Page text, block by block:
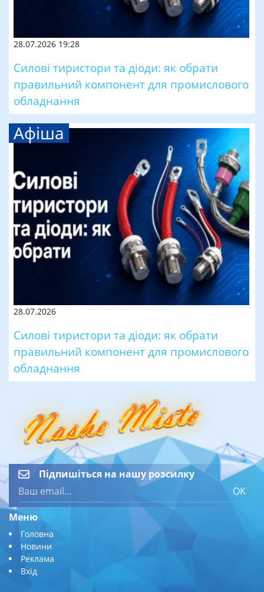
28.07.2026 19:28
Силові тиристори та діоди: як обрати
правильний компонент для промислового
обладнання
Афіша
28.07.2026
Силові тиристори та діоди: як обрати
правильний компонент для промислового
обладнання
Підпишіться на нашу розсилку
OK
Меню
Головна
Новини
Реклама
Вхід